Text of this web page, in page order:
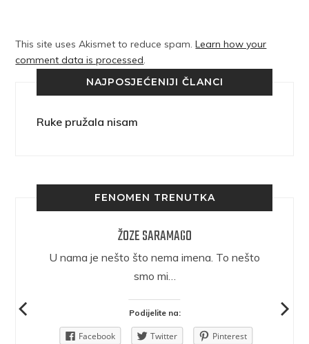
This site uses Akismet to reduce spam.Learn how your
comment data is processed.
NAJPOSJEĆENIJI ČLANCI
Ruke pružala nisam
FENOMEN TRENUTKA
ŽOZE SARAMAGO
U nama je nešto što nema imena. To nešto
smo mi…
Podijelite na:
Facebook Twitter
Pinterest